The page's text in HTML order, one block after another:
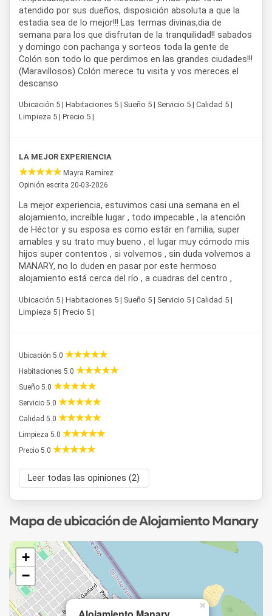
cada huésped como en su propio hogar. Esta combinación
de ubicación céntrica, comodidades completas y trato
cercano convierte aManaryen una alternativa a tener en
cuenta entre las opciones de departamentos y cabañas
disponibles en la ciudad.
atendido por sus dueños, disposición absoluta a que la
estadia sea de lo mejor!!! Las termas divinas,dia de
semana para los que disfrutan de la tranquilidad!! sabados
y domingo con pachanga y sorteos toda la gente de
Colón son todo lo que perdimos en las grandes ciudades!!!
(Maravillosos) Colón merece tu visita y vos mereces el
descanso
Ubicación 5 | Habitaciones 5 | Sueño 5 | Servicio 5 | Calidad 5 |
Limpieza 5 | Precio 5 |
LA MEJOR EXPERIENCIA
Mayra Ramírez
Opinión escrita 20-03-2026
La mejor experiencia, estuvimos casi una semana en el
alojamiento, increíble lugar , todo impecable , la atención
de Héctor y su esposa es como estár en familia, super
amables y su trato muy bueno , el lugar muy cómodo mis
hijos super contentos , si volvemos , sin duda volvemos a
MANARY, no lo duden en pasar por este hermoso
alojamiento está cerca del río , a cuadras del centro ,
Ubicación 5 | Habitaciones 5 | Sueño 5 | Servicio 5 | Calidad 5 |
Limpieza 5 | Precio 5 |
Ubicación 5.0
Habitaciones 5.0
Sueño 5.0
Servicio 5.0
Calidad 5.0
Limpieza 5.0
Precio 5.0
Leer todas las opiniones (2)
Mapa de ubicación de Alojamiento Manary
×
+
−